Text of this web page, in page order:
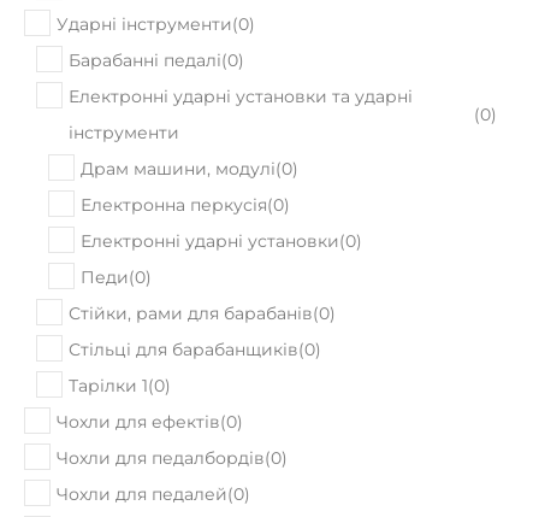
Ударні інструменти(0)
Барабанні педалі(0)
Електронні ударні установки та ударні
інструменти
(0)
Драм машини, модулі(0)
Електронна перкусія(0)
Електронні ударні установки(0)
Педи(0)
Стійки, рами для барабанів(0)
Стільці для барабанщиків(0)
Тарілки 1(0)
Чохли для ефектів(0)
Чохли для педалбордів(0)
Чохли для педалей(0)